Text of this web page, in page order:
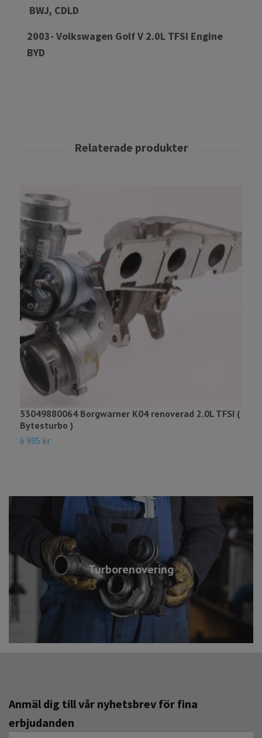
Turborenovering
BWJ, CDLD
2003- Volkswagen Golf V 2.0L TFSI Engine
BYD
53049880064 Borgwarner K04 renoverad 2.0L TFSI (
Bytesturbo )
6 995 kr
Anmäl dig till vår nyhetsbrev för fina
erbjudanden